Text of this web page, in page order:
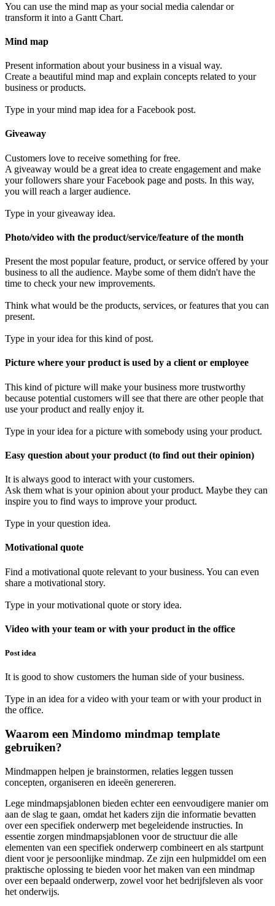
You can use the mind map as your social media calendar or
transform it into a Gantt Chart.
Mind map
Present information about your business in a visual way.
Create a beautiful mind map and explain concepts related to your
business or products.
Type in your mind map idea for a Facebook post.
Giveaway
Customers love to receive something for free.
A giveaway would be a great idea to create engagement and make
your followers share your Facebook page and posts. In this way,
you will reach a larger audience.
Type in your giveaway idea.
Photo/video with the product/service/feature of the month
Present the most popular feature, product, or service offered by your
business to all the audience. Maybe some of them didn't have the
time to check your new improvements.
Think what would be the products, services, or features that you can
present.
Type in your idea for this kind of post.
Picture where your product is used by a client or employee
This kind of picture will make your business more trustworthy
because potential customers will see that there are other people that
use your product and really enjoy it.
Type in your idea for a picture with somebody using your product.
Easy question about your product (to find out their opinion)
It is always good to interact with your customers.
Ask them what is your opinion about your product. Maybe they can
inspire you to find ways to improve your product.
Type in your question idea.
Motivational quote
Find a motivational quote relevant to your business. You can even
share a motivational story.
Type in your motivational quote or story idea.
Video with your team or with your product in the office
Post idea
It is good to show customers the human side of your business.
Type in an idea for a video with your team or with your product in
the office.
Waarom een Mindomo mindmap template
gebruiken?
Mindmappen helpen je brainstormen, relaties leggen tussen
concepten, organiseren en ideeën genereren.
Lege mindmapsjablonen bieden echter een eenvoudigere manier om
aan de slag te gaan, omdat het kaders zijn die informatie bevatten
over een specifiek onderwerp met begeleidende instructies. In
essentie zorgen mindmapsjablonen voor de structuur die alle
elementen van een specifiek onderwerp combineert en als startpunt
dient voor je persoonlijke mindmap. Ze zijn een hulpmiddel om een
praktische oplossing te bieden voor het maken van een mindmap
over een bepaald onderwerp, zowel voor het bedrijfsleven als voor
het onderwijs.